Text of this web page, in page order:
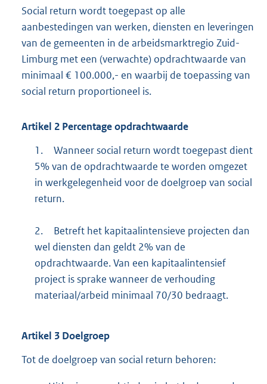
Social return wordt toegepast op alle
aanbestedingen van werken, diensten en leveringen
van de gemeenten in de arbeidsmarktregio Zuid-
Limburg met een (verwachte) opdrachtwaarde van
minimaal € 100.000,- en waarbij de toepassing van
social return proportioneel is.
Artikel 2 Percentage opdrachtwaarde
1.
Wanneer social return wordt toegepast dient
5% van de opdrachtwaarde te worden omgezet
in werkgelegenheid voor de doelgroep van social
return.
2.
Betreft het kapitaalintensieve projecten dan
wel diensten dan geldt 2% van de
opdrachtwaarde. Van een kapitaalintensief
project is sprake wanneer de verhouding
materiaal/arbeid minimaal 70/30 bedraagt.
Artikel 3 Doelgroep
Tot de doelgroep van social return behoren: